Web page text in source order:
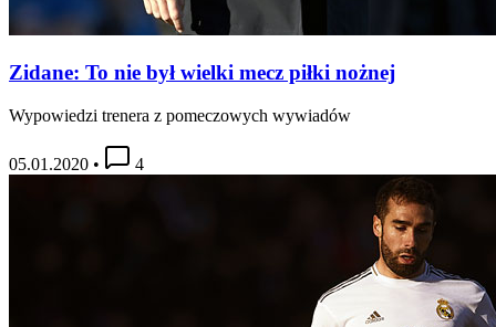
Zidane: To nie był wielki mecz piłki nożnej
Wypowiedzi trenera z pomeczowych wywiadów
05.01.2020 • 4